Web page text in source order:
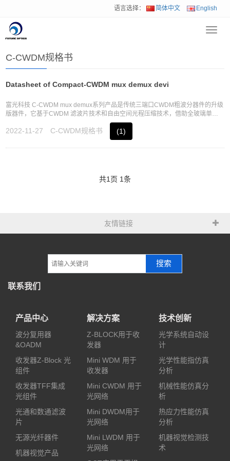
语言选择： 简体中文 English
首页
C-CWDM规格书
Datasheet of Compact-CWDM mux demux devi
富光科技 C-CWDM mux demux系列产品是传统三端口CWDM粗波分器件的升级
版器件，它基于CWDM 滤波片技术和自由空间光程压缩技术，借助全玻璃单层
2022-11-27 C-CWDM规格书 (1)
共1 页 1条
友情链接
搜索
联系我们
产品中心
波分复用器
&OADM
收发器Z-Block 光
组件
收发器TFF集成
光组件
光通和数通滤波
片
无源光纤器件
机器视觉产品
解决方案
Z-BLOCK用于收
发器
Mini WDM 用于
收发器
Mini CWDM 用于
光网络
Mini DWDM用于
光网络
Mini LWDM 用于
光网络
技术创新
光学系统自动设
计
光学性能指仿真
分析
机械性能仿真分
析
热应力性能仿真
分析
机器视觉检测技
术